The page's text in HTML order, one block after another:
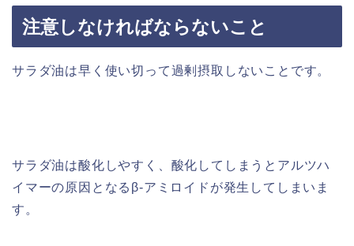
注意しなければならないこと
サラダ油は早く使い切って過剰摂取しないことです。
サラダ油は酸化しやすく、酸化してしまうとアルツハ
イマーの原因となるβ-アミロイドが発生してしまいま
す。